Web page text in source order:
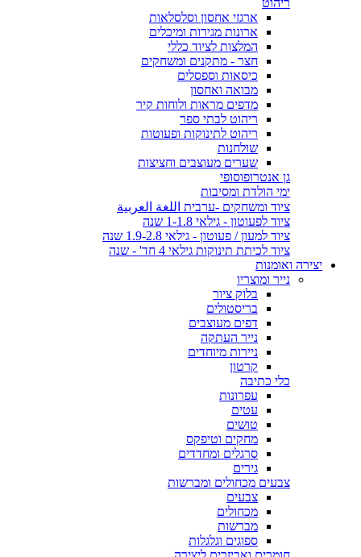
ריהוט
ארגזי אחסון וסלסלאות
ארונות מגירות ומיכלים
המלצות לציוד כללי
חצר - מתקנים ומשחקים
כיסאות וספסלים
מבואה ואחסון
מדפים מראות ולוחות קיר
ריהוט לבתי ספר
ריהוט לתינוקות ופעוטות
שולחנות
שערים מעוצבים וחציצות
גן אנטרופוסופי
ימי הולדת ומסיבות
ציוד ומשחקים -ערבית اللغة العربية
ציוד לפעוטון - גילאי 1-1.8 שנה
ציוד למעון / פעוטון - גילאי 1.9-2.8 שנה
ציוד לכיתת תינוקות גילאי 4 חד' - שנה
יצירה ואומנות
נייר ומוצריו
בלוק ציור
בריסטולים
דפים מעוצבים
נייר העתקה
ניירות מיוחדים
קרטון
כלי כתיבה
עפרונות
עטים
טושים
מחקים וטיפקס
סרגלים ומחדדים
גירים
צבעים מכחולים ומברשות
צבעים
מכחולים
מברשות
ספוגים וגלגלות